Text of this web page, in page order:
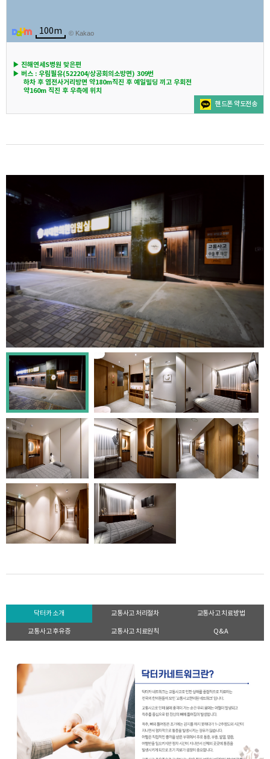
100m © Kakao
▶ 진해연세S병원 맞은편
▶ 버스 : 우림필유(522204/상공회의소방면) 309번
하차 후 염전사거리방면 약180m직진 후 예일빌딩 끼고 우회전
약160m 직진 후 우측에 위치
핸드폰 약도전송
닥터카 소개 교통사고 처리절차 교통사고 치료방법
교통사고 후유증 교통사고 치료원칙 Q&A